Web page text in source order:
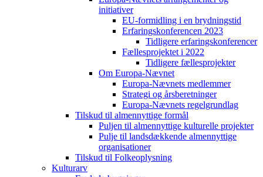
initiativer
EU-formidling i en brydningstid
Erfaringskonferencen 2023
Tidligere erfaringskonferencer
Fællesprojektet i 2022
Tidligere fællesprojekter
Om Europa-Nævnet
Europa-Nævnets medlemmer
Strategi og årsberetninger
Europa-Nævnets regelgrundlag
Tilskud til almennyttige formål
Puljen til almennyttige kulturelle projekter
Pulje til landsdækkende almennyttige
organisationer
Tilskud til Folkeoplysning
Kulturarv